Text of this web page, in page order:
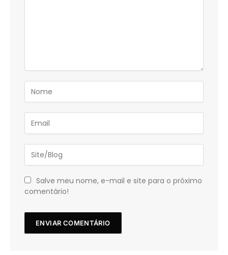
Salve meu nome, e-mail e site para o próximo
comentário!